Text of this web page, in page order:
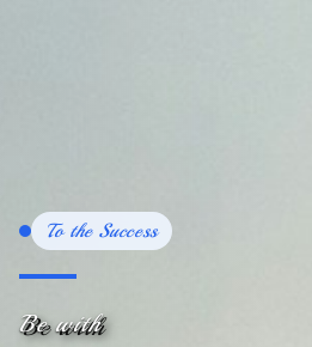
To the Success
Be with